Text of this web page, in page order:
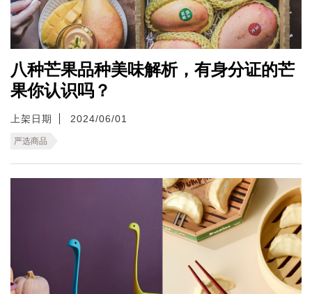
八种芒果品种美味解析，有身分证的芒
果你认识吗？
上架日期 2024/06/01
严选商品